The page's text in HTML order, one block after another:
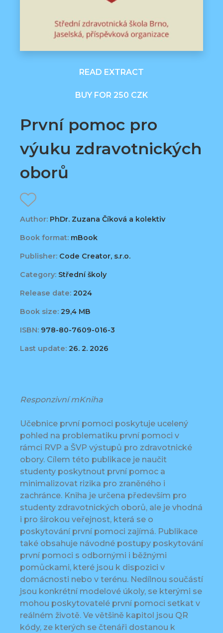
READ EXTRACT
BUY FOR 250 CZK
První pomoc pro
výuku zdravotnických
oborů
Author: PhDr. Zuzana Číková a kolektiv
Book format: mBook
Publisher: Code Creator, s.r.o.
Category: Střední školy
Release date: 2024
Book size: 29,4 MB
ISBN: 978-80-7609-016-3
Last update: 26. 2. 2026
Responzivní mKniha
Učebnice první pomoci poskytuje ucelený
pohled na problematiku první pomoci v
rámci RVP a ŠVP výstupů pro zdravotnické
obory. Cílem této publikace je naučit
studenty poskytnout první pomoc a
minimalizovat rizika pro zraněného i
zachránce. Kniha je určena především pro
studenty zdravotnických oborů, ale je vhodná
i pro širokou veřejnost, která se o
poskytování první pomoci zajímá. Publikace
také obsahuje návodné postupy poskytování
první pomoci s odbornými i běžnými
pomůckami, které jsou k dispozici v
domácnosti nebo v terénu. Nedílnou součástí
jsou konkrétní modelové úkoly, se kterými se
mohou poskytovatelé první pomoci setkat v
reálném životě. Ve většině kapitol jsou QR
kódy, ze kterých se čtenáři dostanou k